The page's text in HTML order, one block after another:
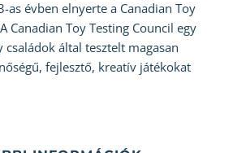
as évben elnyerte a Canadian Toy
Canadian Toy Testing Council egy
által tesztelt magasan
fejlesztő, kreatív játékokat